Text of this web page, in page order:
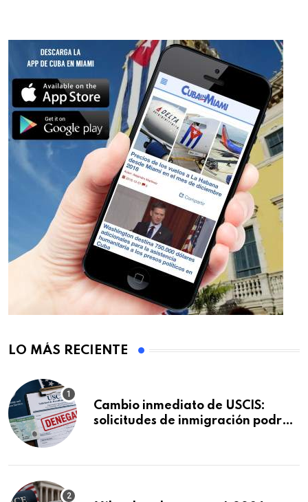
LO MÁS RECIENTE
Cambio inmediato de USCIS:
solicitudes de inmigración podrán